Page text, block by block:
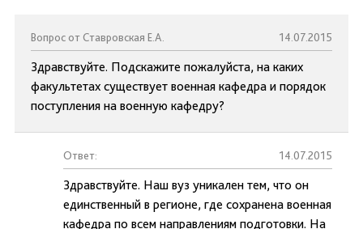
Вопрос от Ставровская Е.А. 14.07.2015
Здравствуйте. Подскажите пожалуйста, на каких
факультетах существует военная кафедра и порядок
поступления на военную кафедру?
Ответ: 14.07.2015
Здравствуйте. Наш вуз уникален тем, что он
единственный в регионе, где сохранена военная
кафедра по всем направлениям подготовки. На